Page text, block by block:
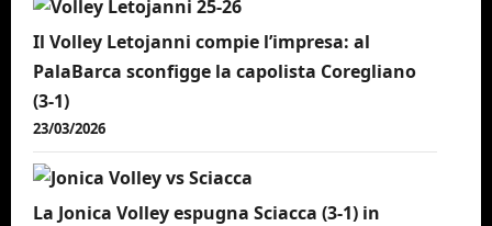
Il Volley Letojanni compie l’impresa: al
PalaBarca sconfigge la capolista Coregliano
(3-1)
23/03/2026
La Jonica Volley espugna Sciacca (3-1) in